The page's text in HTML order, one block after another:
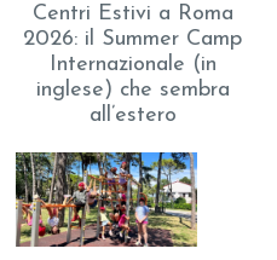
Centri Estivi a Roma
2026: il Summer Camp
Internazionale (in
inglese) che sembra
all’estero